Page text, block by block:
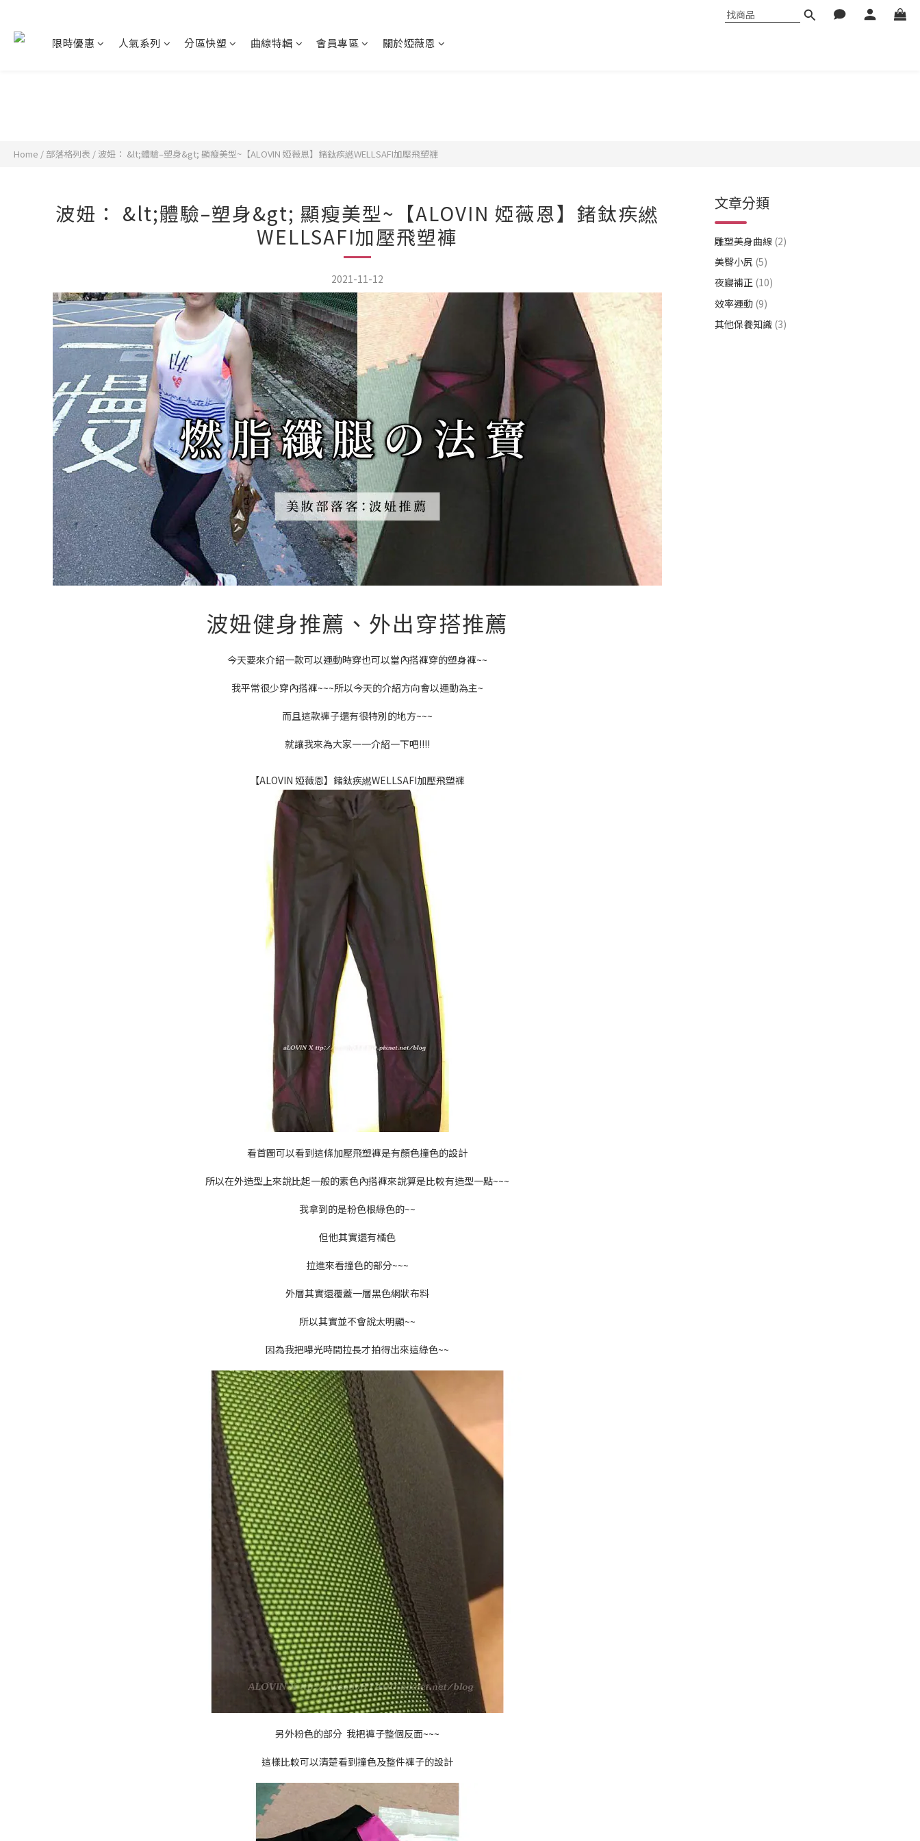
限時優惠 人氣系列 分區快塑 曲線特輯 會員專區 關於婭薇恩
Home / 部落格列表 /波妞： &lt;體驗–塑身&gt; 顯瘦美型~【ALOVIN 婭薇恩】鍺鈦疾繎WELLSAFI加壓飛塑褲
波妞： &lt;體驗–塑身&gt; 顯瘦美型~【ALOVIN 婭薇恩】鍺鈦疾繎
WELLSAFI加壓飛塑褲
2021-11-12
波妞健身推薦、外出穿搭推薦
今天要來介紹一款可以運動時穿也可以當內搭褲穿的塑身褲~~
我平常很少穿內搭褲~~~所以今天的介紹方向會以運動為主~
而且這款褲子還有很特別的地方~~~
就讓我來為大家一一介紹一下吧!!!!
【ALOVIN 婭薇恩】鍺鈦疾繎WELLSAFI加壓飛塑褲
看首圖可以看到這條加壓飛塑褲是有顏色撞色的設計
所以在外造型上來說比起一般的素色內搭褲來說算是比較有造型一點~~~
我拿到的是粉色根綠色的~~
但他其實還有橘色
拉進來看撞色的部分~~~
外層其實還覆蓋一層黑色網狀布料
所以其實並不會說太明顯~~
因為我把曝光時間拉長才拍得出來這綠色~~
另外粉色的部分 我把褲子整個反面~~~
這樣比較可以清楚看到撞色及整件褲子的設計
文章分類
雕塑美身曲線 (2)
美臀小尻 (5)
夜寢補正 (10)
效率運動 (9)
其他保養知識 (3)